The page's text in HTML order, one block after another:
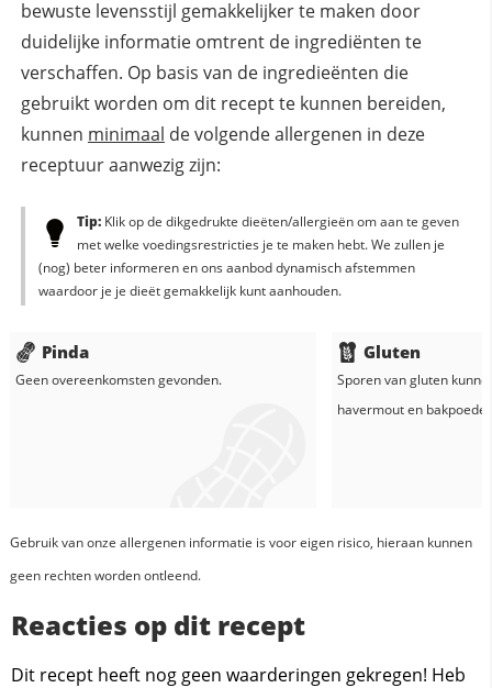
bewuste levensstijl gemakkelijker te maken door
duidelijke informatie omtrent de ingrediënten te
verschaffen. Op basis van de ingredieënten die
gebruikt worden om dit recept te kunnen bereiden,
kunnen minimaal de volgende allergenen in deze
receptuur aanwezig zijn:
Tip:Klik op de dikgedrukte dieëten/allergieën om aan te geven
met welke voedingsrestricties je te maken hebt. We zullen je
(nog) beter informeren en ons aanbod dynamisch afstemmen
waardoor je je dieët gemakkelijk kunt aanhouden.
Pinda
Geen overeenkomsten gevonden.
Gluten
Sporen van gluten
havermouten bakpoeder
Gebruik van onze allergenen informatie is voor eigen risico, hieraan kunnen
geen rechten worden ontleend.
Reacties op dit recept
Dit recept heeft nog geen waarderingen gekregen! Heb